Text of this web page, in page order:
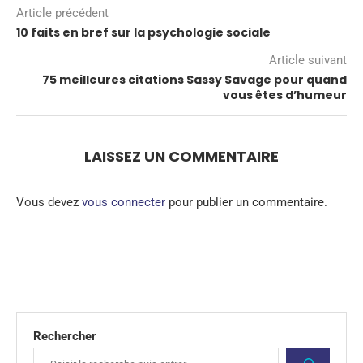
Article précédent
10 faits en bref sur la psychologie sociale
Article suivant
75 meilleures citations Sassy Savage pour quand
vous êtes d’humeur
LAISSEZ UN COMMENTAIRE
Vous devez vous connecter pour publier un commentaire.
Rechercher